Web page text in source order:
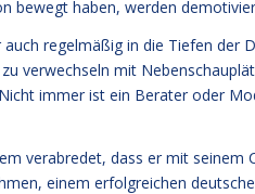
bewegt haben, werden
regelmäßig in die Tiefen der
verwechseln mit
immer ist ein Berater oder
verabredet, dass er mit seinem
einem erfolgreichen